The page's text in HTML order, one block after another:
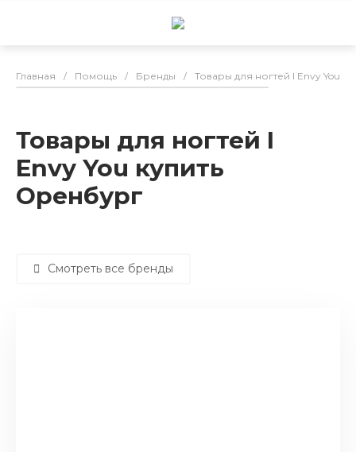
Главная / Помощь / Бренды / Товары для ногтей I Envy You
Товары для ногтей I
Envy You купить
Оренбург
Смотреть все бренды